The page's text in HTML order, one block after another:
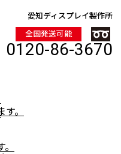
愛知ディスプレイ製作所
全国発送可能
0120-86-3670
。